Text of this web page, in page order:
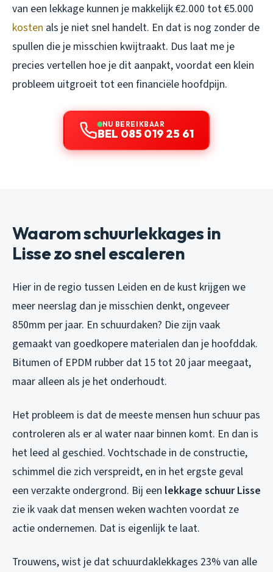
van een lekkage kunnen je makkelijk €2.000 tot €5.000
kosten als je niet snel handelt. En dat is nog zonder de
spullen die je misschien kwijtraakt. Dus laat me je
precies vertellen hoe je dit aanpakt, voordat een klein
probleem uitgroeit tot een financiële hoofdpijn.
NU BEREIKBAAR
BEL 085 019 25 61
Waarom schuurlekkages in
Lisse zo snel escaleren
Hier in de regio tussen Leiden en de kust krijgen we
meer neerslag dan je misschien denkt, ongeveer
850mm per jaar. En schuurdaken? Die zijn vaak
gemaakt van goedkopere materialen dan je hoofddak.
Bitumen of EPDM rubber dat 15 tot 20 jaar meegaat,
maar alleen als je het onderhoudt.
Het probleem is dat de meeste mensen hun schuur pas
controleren als er al water naar binnen komt. En dan is
het leed al geschied. Vochtschade in de constructie,
schimmel die zich verspreidt, en in het ergste geval
een verzakte ondergrond. Bij een lekkage schuur Lisse
zie ik vaak dat mensen weken wachten voordat ze
actie ondernemen. Dat is eigenlijk te laat.
Trouwens, wist je dat schuurdaklekkages 23% van alle